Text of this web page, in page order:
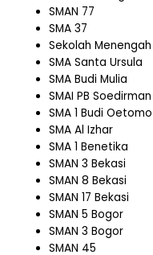
SMAN 77
SMA 37
Sekolah
SMA Santa Ursula
SMA Budi Mulia
SMAI PB Soedirman
SMA 1 Budi Oetomo
SMA Al Izhar
SMA 1 Benetika
SMAN 3 Bekasi
SMAN 8 Bekasi
SMAN 17 Bekasi
SMAN 5 Bogor
SMAN 3 Bogor
SMAN 45